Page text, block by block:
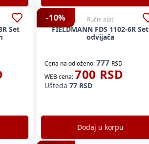
Set
-10% Ručni alat
FIELDMANN FDS 1102-6R Set
odvijača
Cena na odloženo:777 RSD
WEB cena:700 RSD
Ušteda 77 RSD
Dodaj u korpu